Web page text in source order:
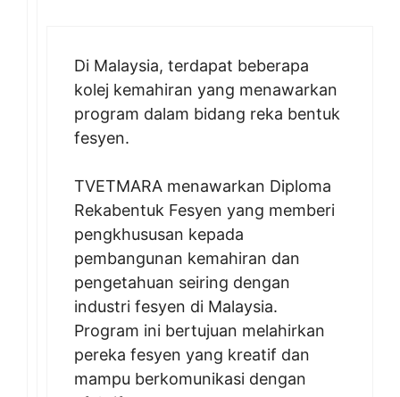
Di Malaysia, terdapat beberapa
kolej kemahiran yang menawarkan
program dalam bidang reka bentuk
fesyen.
TVETMARA menawarkan Diploma
Rekabentuk Fesyen yang memberi
pengkhususan kepada
pembangunan kemahiran dan
pengetahuan seiring dengan
industri fesyen di Malaysia.
Program ini bertujuan melahirkan
pereka fesyen yang kreatif dan
mampu berkomunikasi dengan